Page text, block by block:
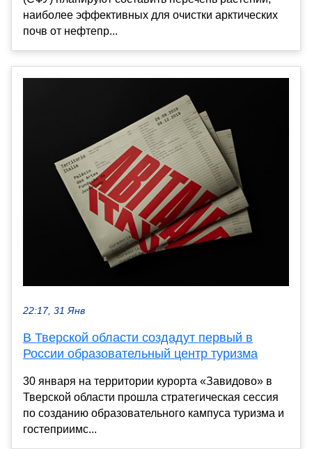
наиболее эффективных для очистки арктических
почв от нефтепр...
22:17, 31 Янв
В Тверской области создадут первый в
России образовательный центр туризма
30 января на территории курорта «Завидово» в
Тверской области прошла стратегическая сессия
по созданию образовательного кампуса туризма и
гостеприимс...